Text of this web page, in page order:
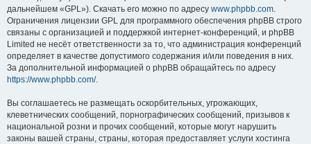
дальнейшем «GPL»). Скачать его можно по адресу www.phpbb.com.
Ограничения лицензии GPL для программного обеспечения phpBB строго
связаны с организацией и поддержкой интернет-конференций, и phpBB
Limited не несёт ответственности за то, что администрация конференций
определяет в качестве допустимого содержания и/или поведения в них.
За дополнительной информацией о phpBB обращайтесь по адресу
https://www.phpbb.com/.
Вы соглашаетесь не размещать оскорбительных, угрожающих,
клеветнических сообщений, порнографических сообщений, призывов к
национальной розни и прочих сообщений, которые могут нарушить
законы вашей страны, страны, которая предоставляет услуги хостинга